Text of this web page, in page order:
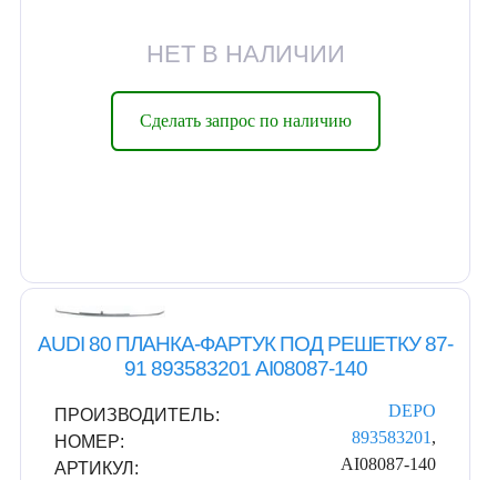
НЕТ В НАЛИЧИИ
Сделать запрос по наличию
AUDI 80 ПЛАНКА-ФАРТУК ПОД РЕШЕТКУ 87-
91 893583201 AI08087-140
ПРОИЗВОДИТЕЛЬ:
DEPO
НОМЕР:
893583201,
АРТИКУЛ:
AI08087-140